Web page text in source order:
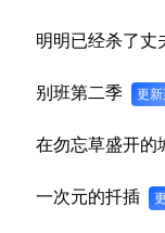
明明已经杀了丈
别班第二季 更新
在勿忘草盛开的
一次元的扦插